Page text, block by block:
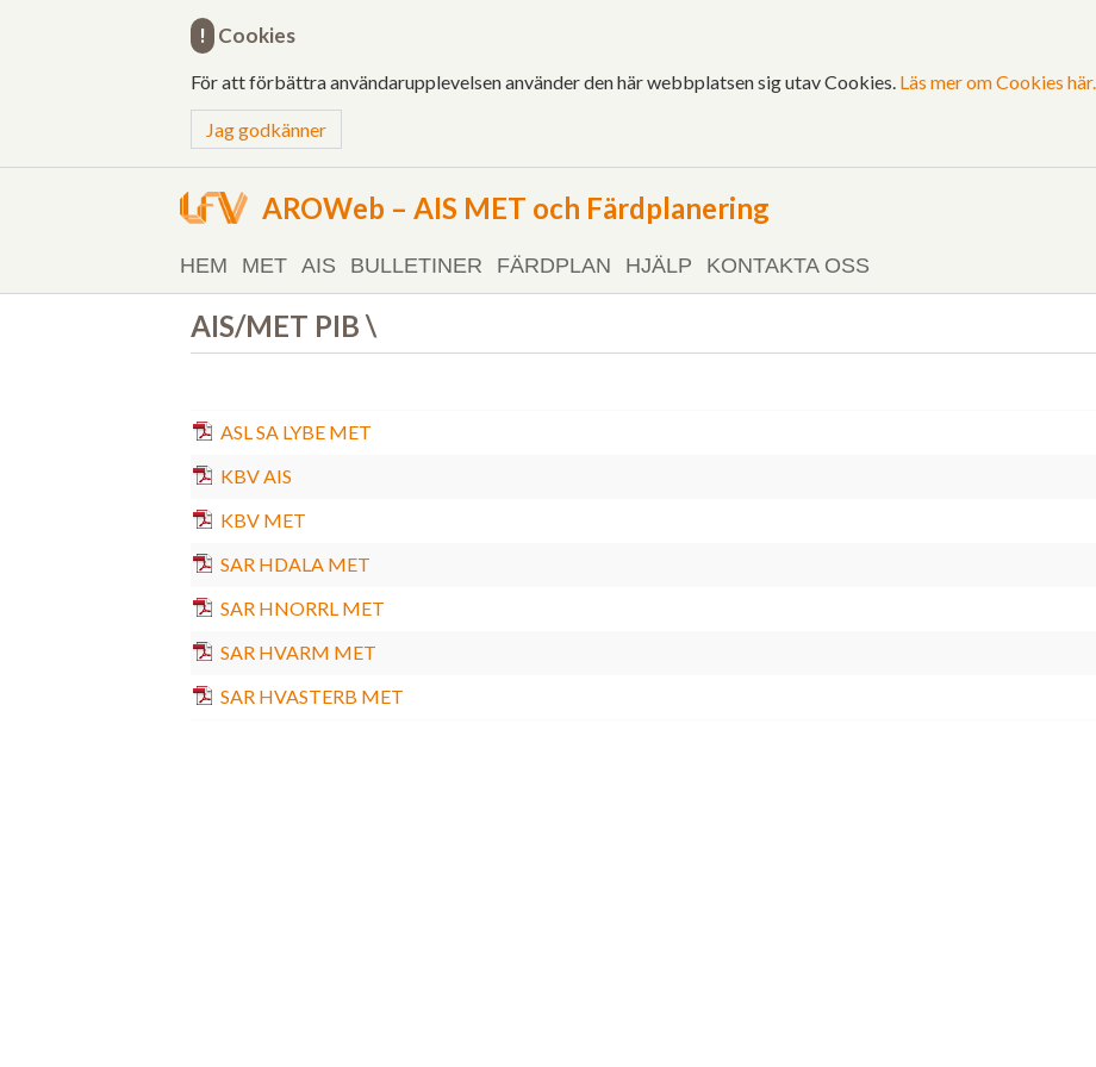
! Cookies
För att förbättra användarupplevelsen använder den här webbplatsen sig utav Cookies. Läs mer om Cookies här.
Jag godkänner
AROWeb – AIS MET och Färdplanering
HEM MET AIS BULLETINER FÄRDPLAN HJÄLP KONTAKTA OSS
AIS/MET PIB \
ASL SA LYBE MET
KBV AIS
KBV MET
SAR HDALA MET
SAR HNORRL MET
SAR HVARM MET
SAR HVASTERB MET